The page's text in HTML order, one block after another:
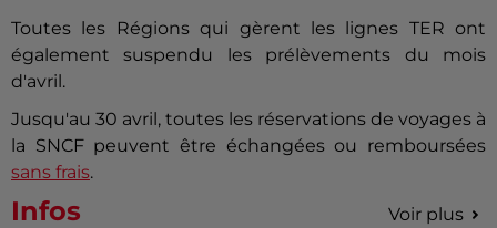
Toutes les Régions qui gèrent les lignes TER ont
également suspendu les prélèvements du mois
d'avril.
Jusqu'au 30 avril, toutes les réservations de voyages à
la SNCF peuvent être échangées ou remboursées
sans frais.
Infos Voir plus